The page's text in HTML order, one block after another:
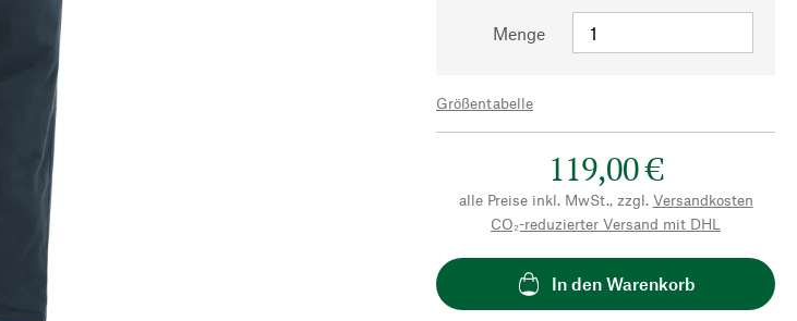
Menge
Größentabelle
119,00 €
alle Preise inkl. MwSt., zzgl. Versandkosten
CO₂-reduzierter Versand mit DHL
In den Warenkorb